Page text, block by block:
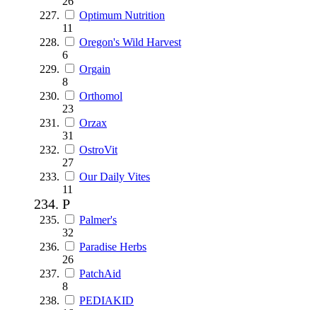
Optimum Nutrition
11
Oregon's Wild Harvest
6
Orgain
8
Orthomol
23
Orzax
31
OstroVit
27
Our Daily Vites
11
P
Palmer's
32
Paradise Herbs
26
PatchAid
8
PEDIAKID